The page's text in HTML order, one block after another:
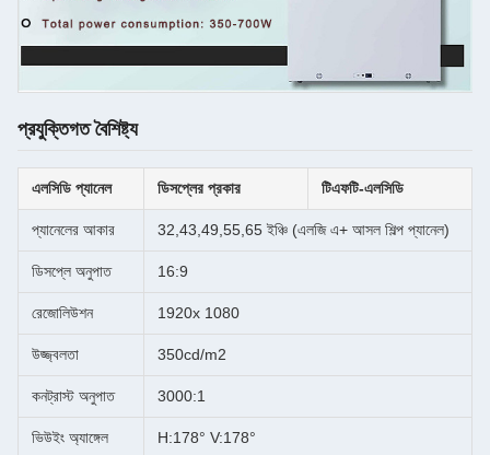
প্রযুক্তিগত বৈশিষ্ট্য
এলসিডি প্যানেল ডিসপ্লের প্রকার টিএফটি-এলসিডি
প্যানেলের আকার 32,43,49,55,65 ইঞ্চি (এলজি এ+ আসল শিল্প প্যানেল)
ডিসপ্লে অনুপাত 16:9
রেজোলিউশন 1920x 1080
উজ্জ্বলতা 350cd/m2
কনট্রাস্ট অনুপাত 3000:1
ভিউইং অ্যাঙ্গেল H:178° V:178°